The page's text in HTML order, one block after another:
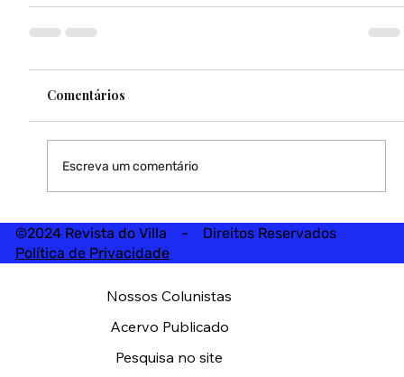
Comentários
Escreva um comentário
©2024 Revista do Villa - Direitos Reservados
Política de Privacidade
Nossos Colunistas
Acervo Publicado
Pesquisa no site